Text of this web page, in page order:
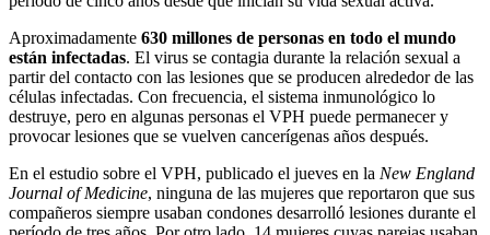
Aproximadamente 630 millones de personas en todo el mundo
están infectadas. El virus se contagia durante la relación sexual a
partir del contacto con las lesiones que se producen alrededor de las
células infectadas. Con frecuencia, el sistema inmunológico lo
destruye, pero en algunas personas el VPH puede permanecer y
provocar lesiones que se vuelven cancerígenas años después.
En el estudio sobre el VPH, publicado el jueves en la New England
Journal of Medicine, ninguna de las mujeres que reportaron que sus
compañeros siempre usaban condones desarrolló lesiones durante el